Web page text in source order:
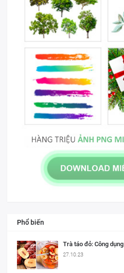
Phổ biến
Trà táo đỏ: Công dụng
27.10.23